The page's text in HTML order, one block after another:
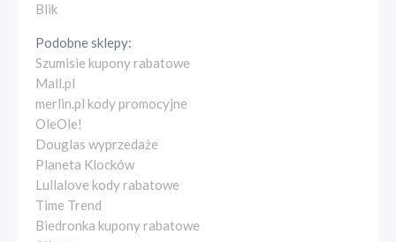
Blik
Podobne sklepy:
Szumisie kupony rabatowe
Mall.pl
merlin.pl kody promocyjne
OleOle!
Douglas wyprzedaże
Planeta Klocków
Lullalove kody rabatowe
Time Trend
Biedronka kupony rabatowe